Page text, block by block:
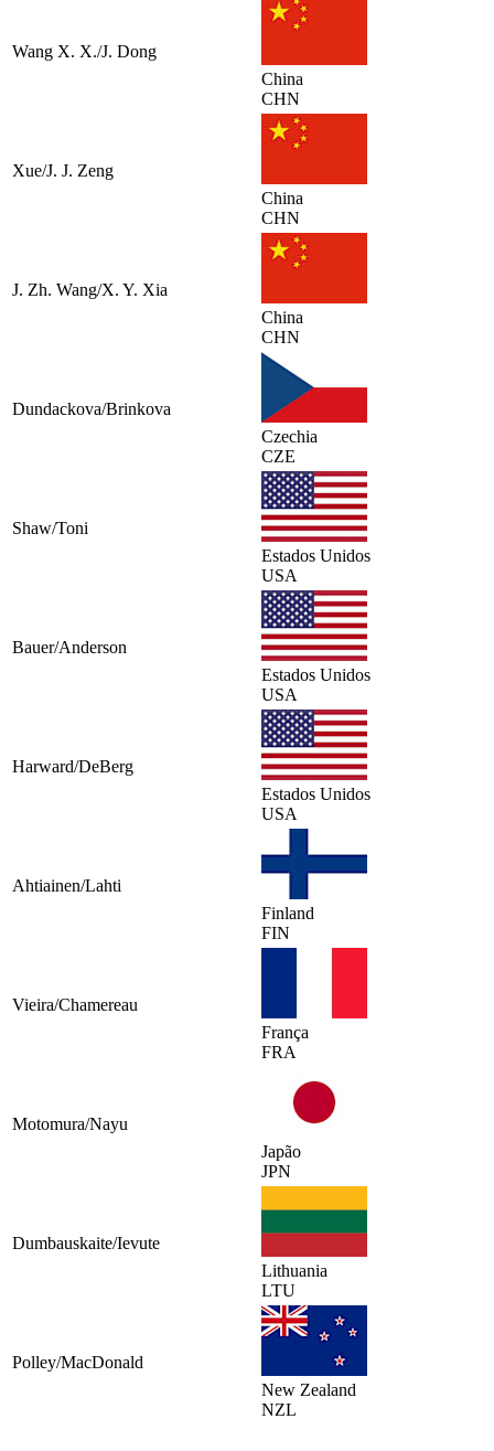
Wang X. X./J. Dong
China
CHN
Xue/J. J. Zeng
China
CHN
J. Zh. Wang/X. Y. Xia
China
CHN
Dundackova/Brinkova
Czechia
CZE
Shaw/Toni
Estados Unidos
USA
Bauer/Anderson
Estados Unidos
USA
Harward/DeBerg
Estados Unidos
USA
Ahtiainen/Lahti
Finland
FIN
Vieira/Chamereau
França
FRA
Motomura/Nayu
Japão
JPN
Dumbauskaite/Ievute
Lithuania
LTU
Polley/MacDonald
New Zealand
NZL